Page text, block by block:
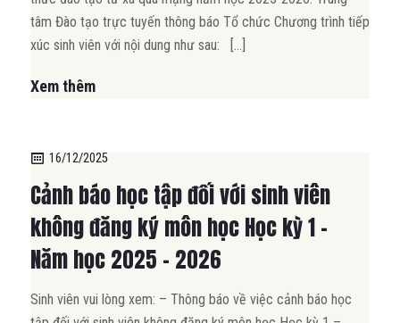
tâm Đào tạo trực tuyến thông báo Tổ chức Chương trình tiếp
xúc sinh viên với nội dung như sau: […]
Xem thêm
16/12/2025
Cảnh báo học tập đối với sinh viên
không đăng ký môn học Học kỳ 1 –
Năm học 2025 – 2026
Sinh viên vui lòng xem: – Thông báo về việc cảnh báo học